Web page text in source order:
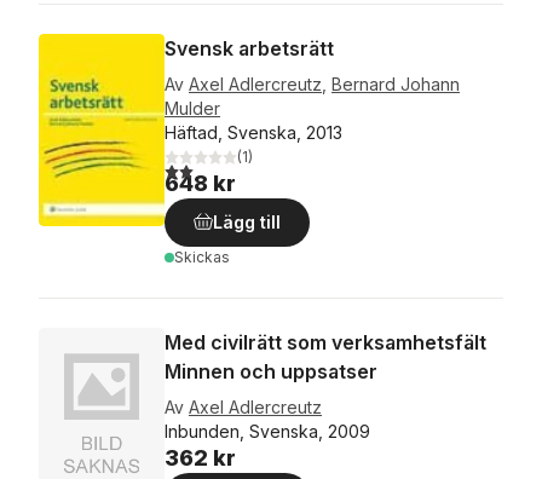
Svensk arbetsrätt
Av Axel Adlercreutz Bernard Johann
Mulder
Häftad, Svenska, 2013
2,0utav 5 stjärnor. Totalt antal röster:
(1)
648 kr
Lägg till
Skickas
Med civilrätt som verksamhetsfält
Minnen och uppsatser
Av Axel Adlercreutz
Inbunden, Svenska, 2009
362 kr